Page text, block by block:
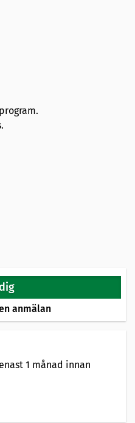
anmälan
1 månad innan